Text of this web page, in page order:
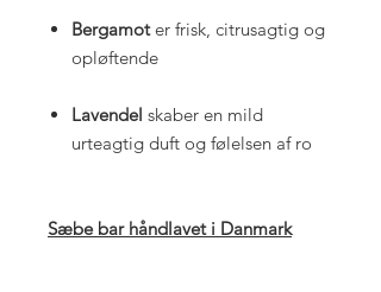
Bergamoter frisk, citrusagtig og
opløftende
Lavendel skaber en mild
urteagtig duft og følelsen af ro
Sæbe bar håndlavet i Danmark